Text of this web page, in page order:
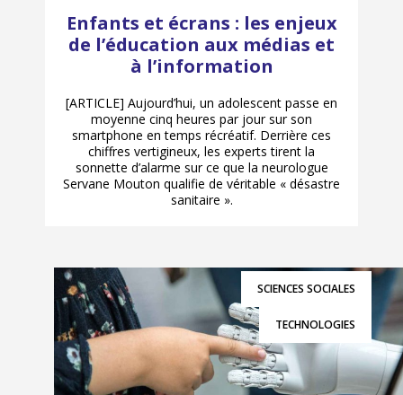
Enfants et écrans : les enjeux
de l’éducation aux médias et
à l’information
[ARTICLE] Aujourd’hui, un adolescent passe en
moyenne cinq heures par jour sur son
smartphone en temps récréatif. Derrière ces
chiffres vertigineux, les experts tirent la
sonnette d’alarme sur ce que la neurologue
Servane Mouton qualifie de véritable « désastre
sanitaire ».
SCIENCES SOCIALES
TECHNOLOGIES